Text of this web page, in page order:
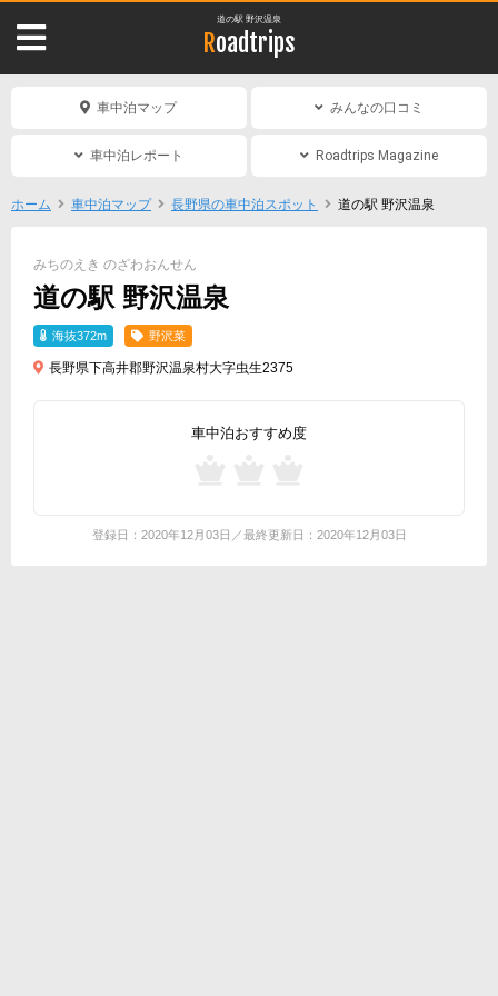
道の駅 野沢温泉
Roadtrips
車中泊マップ みんなの口コミ
車中泊レポート Roadtrips Magazine
ホーム 車中泊マップ 長野県の車中泊スポット 道の駅 野沢温泉
みちのえき のざわおんせん
道の駅 野沢温泉
海抜372m 野沢菜
長野県下高井郡野沢温泉村大字虫生2375
車中泊おすすめ度
登録日：2020年12月03日／最終更新日：2020年12月03日